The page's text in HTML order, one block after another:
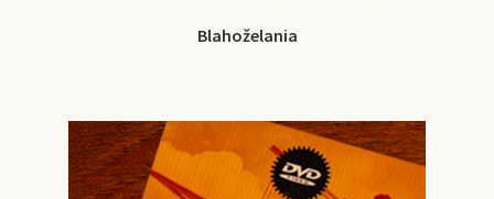
Blahoželania